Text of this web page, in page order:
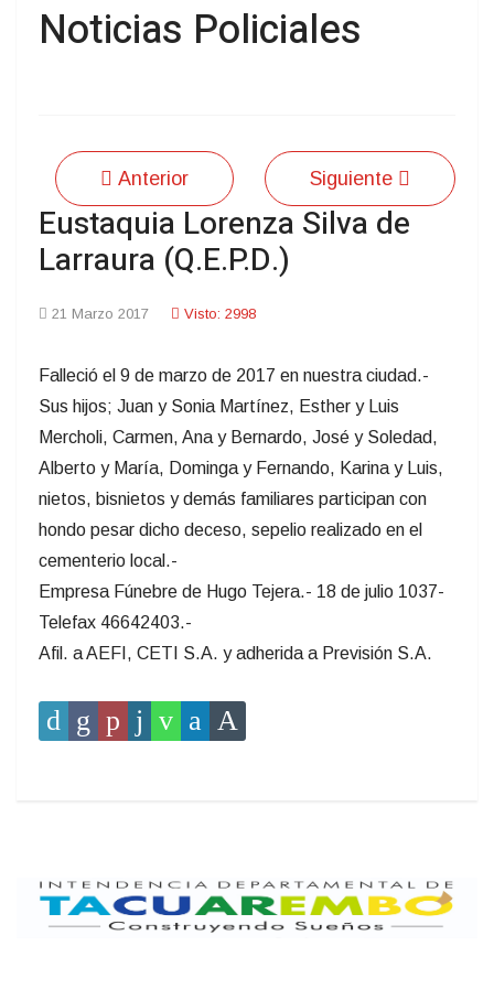
Noticias Policiales
Anterior Siguiente
Eustaquia Lorenza Silva de
Larraura (Q.E.P.D.)
21 Marzo 2017 Visto: 2998
Falleció el 9 de marzo de 2017 en nuestra ciudad.-
Sus hijos; Juan y Sonia Martínez, Esther y Luis
Mercholi, Carmen, Ana y Bernardo, José y Soledad,
Alberto y María, Dominga y Fernando, Karina y Luis,
nietos, bisnietos y demás familiares participan con
hondo pesar dicho deceso, sepelio realizado en el
cementerio local.-
Empresa Fúnebre de Hugo Tejera.- 18 de julio 1037-
Telefax 46642403.-
Afil. a AEFI, CETI S.A. y adherida a Previsión S.A.